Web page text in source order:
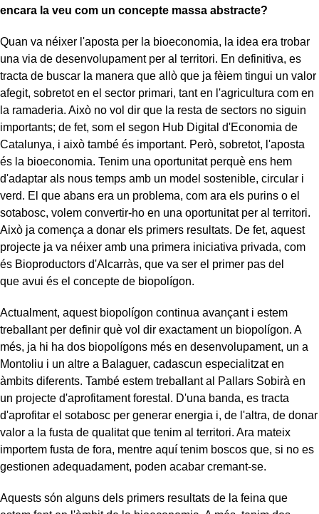
encara la veu com un concepte massa abstracte?
Quan va néixer l'aposta per la bioeconomia, la idea era trobar
una via de desenvolupament per al territori. En definitiva, es
tracta de buscar la manera que allò que ja fèiem tingui un valor
afegit, sobretot en el sector primari, tant en l'agricultura com en
la ramaderia. Això no vol dir que la resta de sectors no siguin
importants; de fet, som el segon Hub Digital d'Economia de
Catalunya, i això també és important. Però, sobretot, l'aposta
és la bioeconomia. Tenim una oportunitat perquè ens hem
d'adaptar als nous temps amb un model sostenible, circular i
verd. El que abans era un problema, com ara els purins o el
sotabosc, volem convertir-ho en una oportunitat per al territori.
Això ja comença a donar els primers resultats. De fet, aquest
projecte ja va néixer amb una primera iniciativa privada, com
és Bioproductors d'Alcarràs, que va ser el primer pas del
que avui és el concepte de biopolígon.
Actualment, aquest biopolígon continua avançant i estem
treballant per definir què vol dir exactament un biopolígon. A
més, ja hi ha dos biopolígons més en desenvolupament, un a
Montoliu i un altre a Balaguer, cadascun especialitzat en
àmbits diferents. També estem treballant al Pallars Sobirà en
un projecte d'aprofitament forestal. D'una banda, es tracta
d'aprofitar el sotabosc per generar energia i, de l'altra, de donar
valor a la fusta de qualitat que tenim al territori. Ara mateix
importem fusta de fora, mentre aquí tenim boscos que, si no es
gestionen adequadament, poden acabar cremant-se.
Aquests són alguns dels primers resultats de la feina que